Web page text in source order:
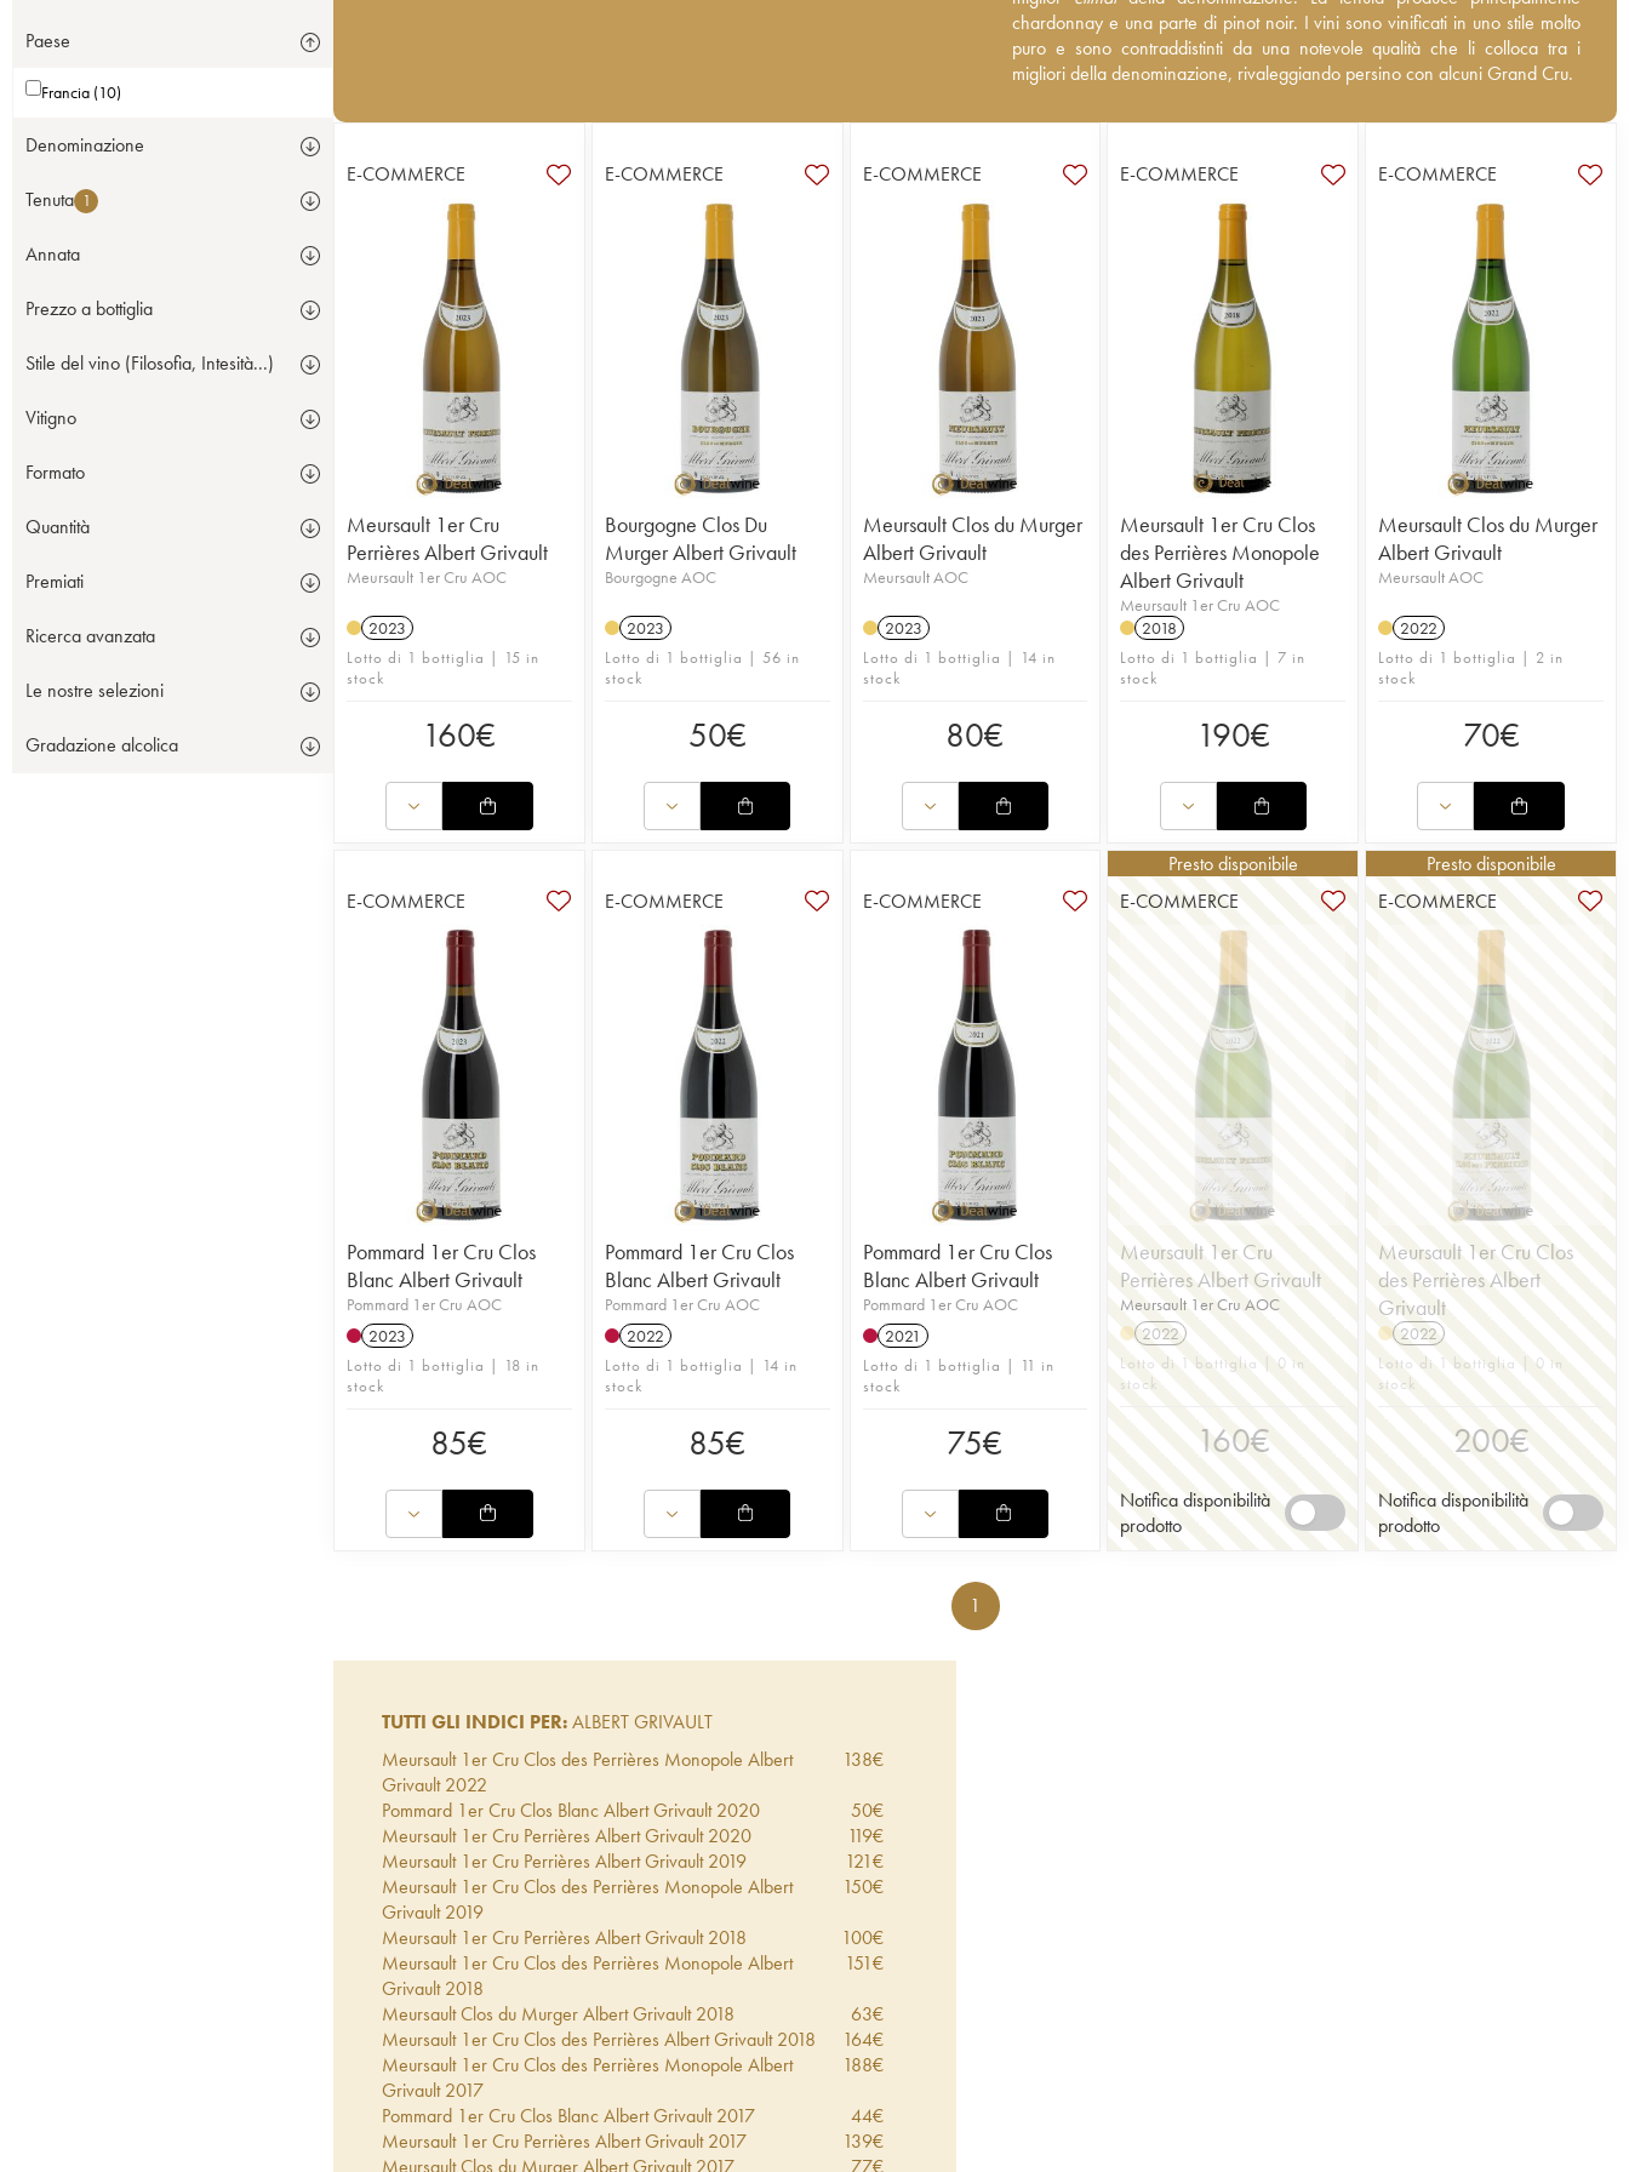
Paese
Francia (10)
Denominazione
Tenuta 1
Annata
Prezzo a bottiglia
Stile del vino (Filosofia, Intesità...)
Vitigno
Formato
Quantità
Premiati
Ricerca avanzata
Le nostre selezioni
Gradazione alcolica
chardonnay e una parte di pinot noir. I vini sono vinificati in uno stile molto
puro e sono contraddistinti da una notevole qualità che li colloca tra i migliori
della denominazione, rivaleggiando persino con alcuni Grand Cru.
chardonnay e una parte di pinot noir. I vini sono vinificati in uno stile molto
puro e sono contraddistinti da una notevole qualità che li colloca tra i
migliori della denominazione, rivaleggiando persino con alcuni Grand Cru.
E-COMMERCE
Meursault 1er Cru
Perrières Albert Grivault
Meursault 1er Cru AOC
2023
Lotto di 1 bottiglia | 15 in
stock
160€
E-COMMERCE
Bourgogne Clos Du
Murger Albert Grivault
Bourgogne AOC
2023
Lotto di 1 bottiglia | 56 in
stock
50€
E-COMMERCE
Meursault Clos du Murger
Albert Grivault
Meursault AOC
2023
Lotto di 1 bottiglia | 14 in
stock
80€
E-COMMERCE
Meursault 1er Cru Clos
des Perrières Monopole
Albert Grivault
Meursault 1er Cru AOC
2018
Lotto di 1 bottiglia | 7 in
stock
190€
E-COMMERCE
Meursault Clos du Murger
Albert Grivault
Meursault AOC
2022
Lotto di 1 bottiglia | 2 in
stock
70€
E-COMMERCE
Pommard 1er Cru Clos
Blanc Albert Grivault
Pommard 1er Cru AOC
2023
Lotto di 1 bottiglia | 18 in
stock
85€
E-COMMERCE
Pommard 1er Cru Clos
Blanc Albert Grivault
Pommard 1er Cru AOC
2022
Lotto di 1 bottiglia | 14 in
stock
85€
E-COMMERCE
Pommard 1er Cru Clos
Blanc Albert Grivault
Pommard 1er Cru AOC
2021
Lotto di 1 bottiglia | 11 in
stock
75€
Presto disponibile
E-COMMERCE
Meursault 1er Cru
Perrières Albert Grivault
Meursault 1er Cru AOC
2022
Lotto di 1 bottiglia | 0 in
stock
160€
Notifica disponibilità
prodotto
Presto disponibile
E-COMMERCE
Meursault 1er Cru Clos
des Perrières Albert
Grivault
2022
Lotto di 1 bottiglia | 0 in
stock
200€
Notifica disponibilità
prodotto
1
TUTTI GLI INDICI PER:ALBERT GRIVAULT
Meursault 1er Cru Clos des Perrières Monopole Albert
Grivault 2022
138€
Pommard 1er Cru Clos Blanc Albert Grivault 2020 50€
Meursault 1er Cru Perrières Albert Grivault 2020 119€
Meursault 1er Cru Perrières Albert Grivault 2019 121€
Meursault 1er Cru Clos des Perrières Monopole Albert
Grivault 2019
150€
Meursault 1er Cru Perrières Albert Grivault 2018 100€
Meursault 1er Cru Clos des Perrières Monopole Albert
Grivault 2018
151€
Meursault Clos du Murger Albert Grivault 2018 63€
Meursault 1er Cru Clos des Perrières Albert Grivault 2018 164€
Meursault 1er Cru Clos des Perrières Monopole Albert
Grivault 2017
188€
Pommard 1er Cru Clos Blanc Albert Grivault 2017 44€
Meursault 1er Cru Perrières Albert Grivault 2017 139€
Meursault Clos du Murger Albert Grivault 2017 77€